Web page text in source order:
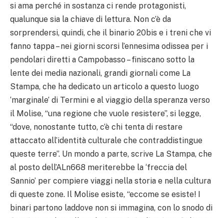
si ama perché in sostanza ci rende protagonisti,
qualunque sia la chiave di lettura. Non c’è da
sorprendersi, quindi, che il binario 20bis e i treni che vi
fanno tappa – nei giorni scorsi l’ennesima odissea per i
pendolari diretti a Campobasso – finiscano sotto la
lente dei media nazionali, grandi giornali come La
Stampa, che ha dedicato un articolo a questo luogo
‘marginale’ di Termini e al viaggio della speranza verso
il Molise, “una regione che vuole resistere”, si legge,
“dove, nonostante tutto, c’è chi tenta di restare
attaccato all’identità culturale che contraddistingue
queste terre”. Un mondo a parte, scrive La Stampa, che
al posto dell’ALn668 meriterebbe la ‘freccia del
Sannio’ per compiere viaggi nella storia e nella cultura
di queste zone. Il Molise esiste, “eccome se esiste! I
binari partono laddove non si immagina, con lo snodo di